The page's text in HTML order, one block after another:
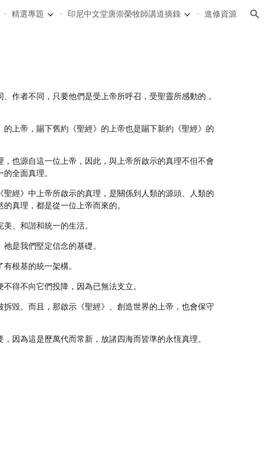
to navigation
精選專題 印尼中文堂唐崇榮牧師講道摘錄 進修資源
作者不同，只要他們是受上帝所呼召，受聖靈所感動的，
上帝，賜下舊約《聖經》的上帝也是賜下新約《聖經》的
也源自這一位上帝，因此，與上帝所啟示的真理不但不會
全面真理。
經》中上帝所啟示的真理，是關係到人類的源頭、人類的
真理，都是從一位上帝而來的。
、和諧和統一的生活。
是我們堅定信念的基礎。
根基的統一架構。
得不向它們投降，因為已無法支立。
毀。而且，那啟示《聖經》、創造世界的上帝，也會保守
因為這是歷萬代而常新，放諸四海而皆準的永恆真理。